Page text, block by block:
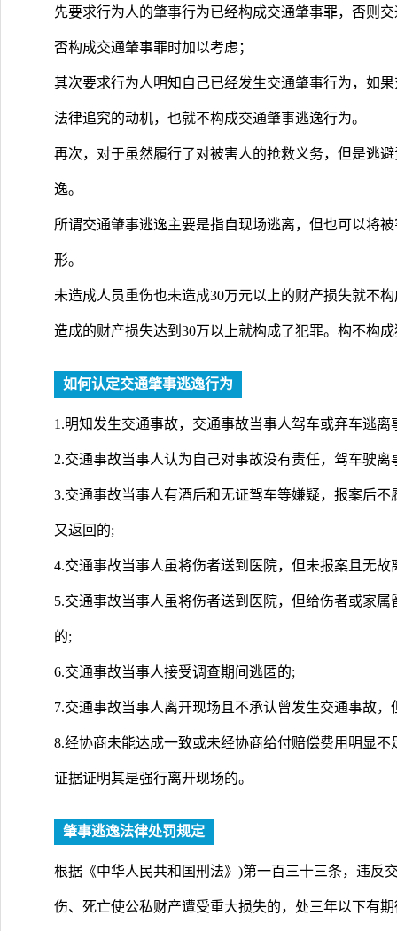
先要求行为人的肇事行为已经构成交通肇事罪，否则
否构成交通肇事罪时加以考虑；
其次要求行为人明知自己已经发生交通肇事行为，如
法律追究的动机，也就不构成交通肇事逃逸行为。
再次，对于虽然履行了对被害人的抢救义务，但是逃
逸。
所谓交通肇事逃逸主要是指自现场逃离，但也可以将
形。
未造成人员重伤也未造成30万元以上的财产损失就不
造成的财产损失达到30万以上就构成了犯罪。构不构
如何认定交通肇事逃逸行为
1.明知发生交通事故，交通事故当事人驾车或弃车逃离
2.交通事故当事人认为自己对事故没有责任，驾车驶离
3.交通事故当事人有酒后和无证驾车等嫌疑，报案后
又返回的;
4.交通事故当事人虽将伤者送到医院，但未报案且无故
5.交通事故当事人虽将伤者送到医院，但给伤者或家
的;
6.交通事故当事人接受调查期间逃匿的;
7.交通事故当事人离开现场且不承认曾发生交通事故
8.经协商未能达成一致或未经协商给付赔偿费用明显
证据证明其是强行离开现场的。
肇事逃逸法律处罚规定
根据《中华人民共和国刑法》)第一百三十三条，违反
伤、死亡使公私财产遭受重大损失的，处三年以下有